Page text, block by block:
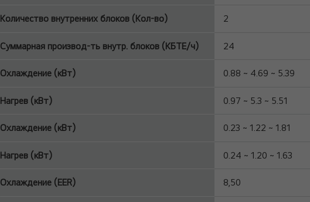
Количество внутренних блоков (Кол-во) 2
Суммарная производ-ть внутр. блоков (КБТЕ/ч) 24
Охлаждение (кВт) 0.88 ~ 4.69 ~
Нагрев (кВт) 0.97 ~ 5.3 ~ 5.51
Охлаждение (кВт) 0.23 ~ 1.22 ~
Нагрев (кВт) 0.24 ~ 1.20 ~ 1.63
Охлаждение (EER) 8,50